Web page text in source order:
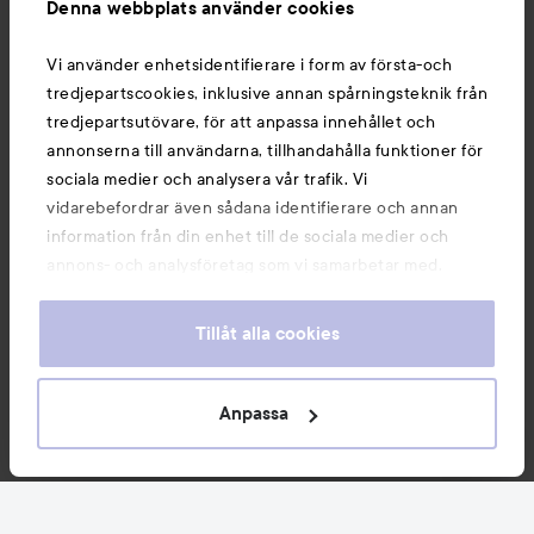
Denna webbplats använder cookies
Vi använder enhetsidentifierare i form av första-och
tredjepartscookies, inklusive annan spårningsteknik från
tredjepartsutövare, för att anpassa innehållet och
annonserna till användarna, tillhandahålla funktioner för
sociala medier och analysera vår trafik. Vi
vidarebefordrar även sådana identifierare och annan
information från din enhet till de sociala medier och
annons- och analysföretag som vi samarbetar med.
information som du har tillhandahållit eller som de har
våra cookies vid fortsatt användande av vår webbplats.
För information om hur du kan ändra inställningarna för
Tillåt alla cookies
Anpassa
Du kanske också gillar